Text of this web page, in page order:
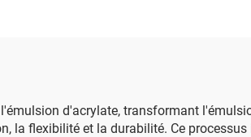
d'acrylate, transformant
la flexibilité et la durabilité. Ce